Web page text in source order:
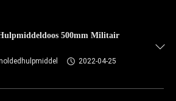
500mm Militair
2022-04-25